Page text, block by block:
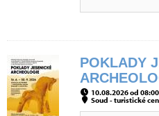
POKLADY
10.08.2026 od
Soud - turistické